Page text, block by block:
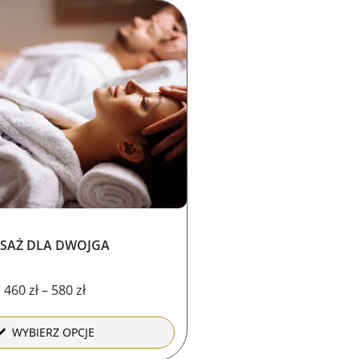
DLA DWOJGA
460zł– 580zł
Zakres
cen:
od
460 zł
580 zł
WYBIERZ OPCJE